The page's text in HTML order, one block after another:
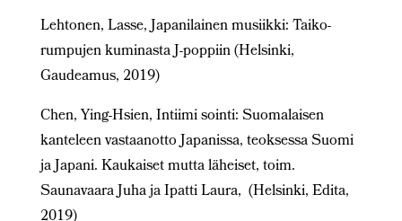
Lehtonen, Lasse, Japanilainen musiikki: Taiko-
rumpujen kuminasta J-poppiin (Helsinki,
Gaudeamus, 2019)
Chen, Ying-Hsien, Intiimi sointi: Suomalaisen
kanteleen vastaanotto Japanissa, teoksessa Suomi
ja Japani. Kaukaiset mutta läheiset, toim.
Saunavaara Juha ja Ipatti Laura, (Helsinki, Edita,